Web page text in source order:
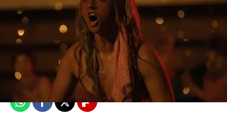
Sandra Lázaro
Publicado: 22 de febrero de 2026, 19:00
WhatsappFacebook
X Flipboard